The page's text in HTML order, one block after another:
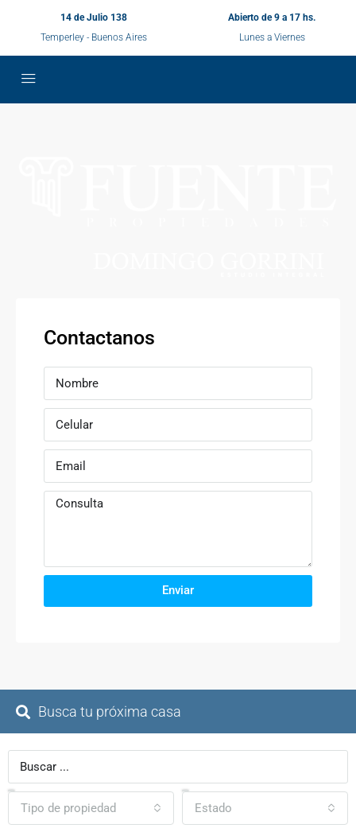
14 de Julio 138
Temperley - Buenos Aires
Abierto de 9 a 17 hs.
Lunes a Viernes
Contactanos
Enviar
Busca tu próxima casa
Tipo de propiedad Estado